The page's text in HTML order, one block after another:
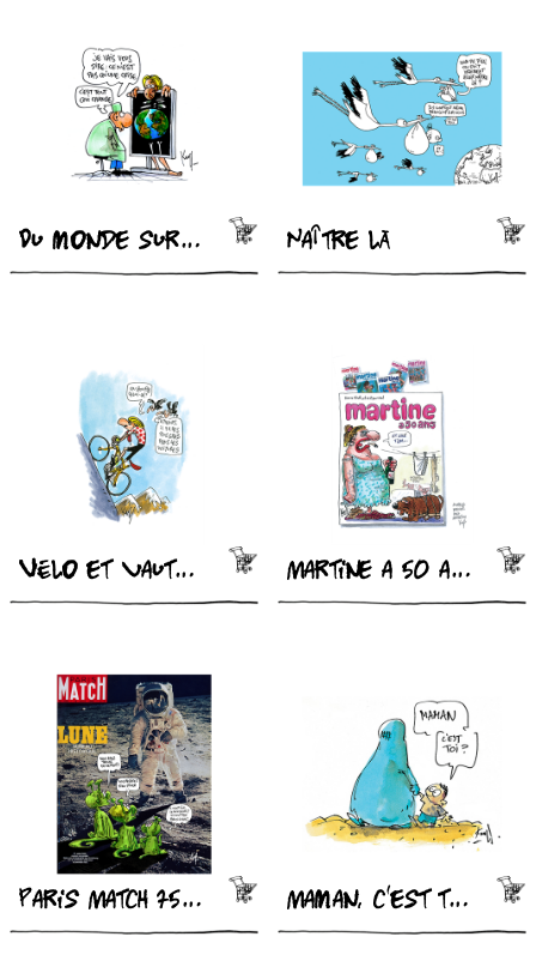
Du monde sur l’iceberg Naître là
Vélo et vautours Martine a 50 ans
Paris Match 75 ans Maman, c'est toi ?